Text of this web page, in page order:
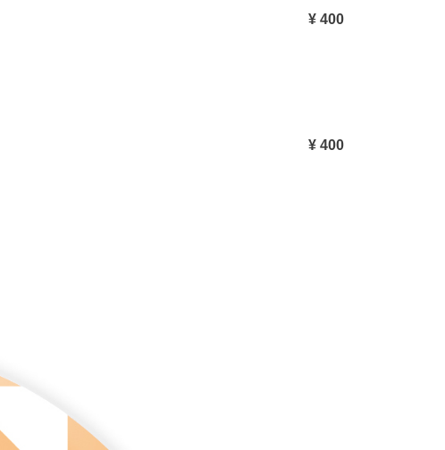
¥ 400
¥ 400